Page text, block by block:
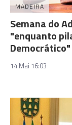
MADEIRA
Semana do
"enquanto
Democrático"
14 Mai 16:03